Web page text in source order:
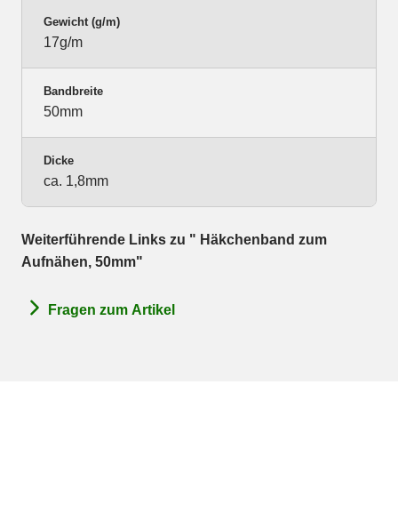
Gewicht (g/m)
17g/m
Bandbreite
50mm
Dicke
ca. 1,8mm
Weiterführende Links zu " Häkchenband zum
Aufnähen, 50mm"
Fragen zum Artikel